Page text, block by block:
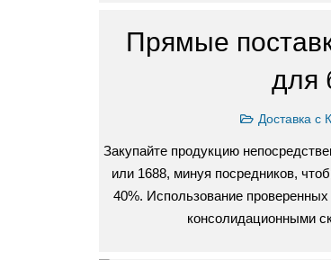
Прямые
для
Доставка с
Закупайте продукцию
или 1688, минуя посредников,
40%. Использование
консолидационными